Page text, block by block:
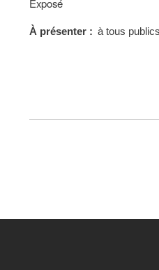
présentation
Exposé
À présenter à tous publics
FOOTER